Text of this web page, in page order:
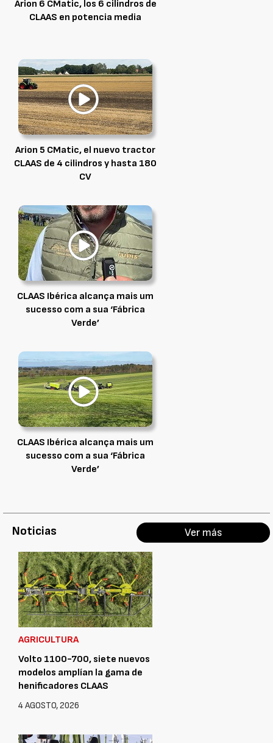
Arion 6 CMatic, los 6 cilindros de
CLAAS en potencia media
Arion 5 CMatic, el nuevo tractor
CLAAS de 4 cilindros y hasta 180
CV
CLAAS Ibérica alcança mais um
sucesso com a sua ‘Fábrica
Verde’
CLAAS Ibérica alcança mais um
sucesso com a sua ‘Fábrica
Verde’
Noticias Ver más
AGRICULTURA
Volto 1100-700, siete nuevos
modelos amplían la gama de
henificadores CLAAS
4 AGOSTO, 2026